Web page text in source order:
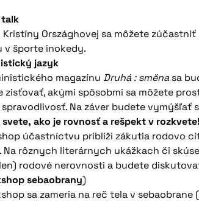
Országhovej sa môžete
športe inokedy.
jazyk
magazínuDruhá : směna sa
zisťovať, akými spôsobmi sa môžete
Na záver budete vymýšľať
ako je rovnosť a rešpekt v rozkvete!
účastníctvu priblíži zákutia rodovo
Na rôznych literárnych ukážkach či
rodové nerovnosti a budete
sebaobrany)
sa zameria na reč tela v